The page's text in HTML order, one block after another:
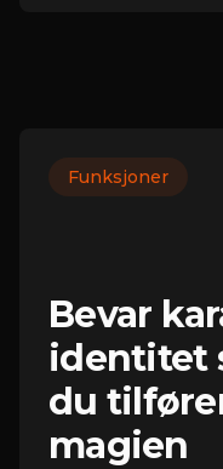
Funksjoner
Bevar
identitet
du
magien